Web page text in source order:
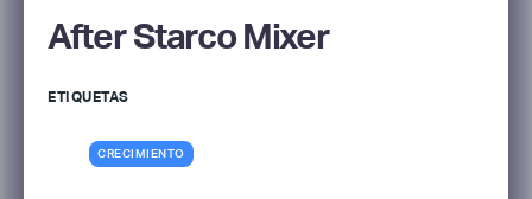
After Starco Mixer
ETIQUETAS
CRECIMIENTO